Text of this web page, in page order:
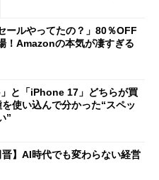
ールやってたの？」80％OFF
！Amazonの本気が凄すぎる
」と「iPhone 17」どちらが買
使い込んで分かった“スペッ
”
晋】AI時代でも変わらない経営